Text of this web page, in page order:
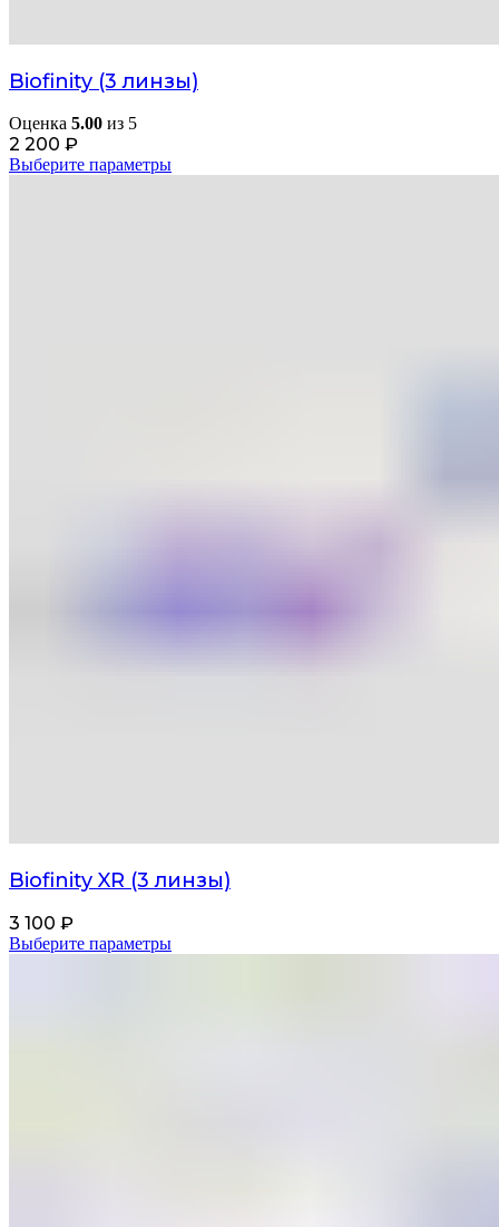
Biofinity (3 линзы)
Оценка 5.00 из 5
2 200 ₽
Выберите параметры
Biofinity XR (3 линзы)
3 100 ₽
Выберите параметры